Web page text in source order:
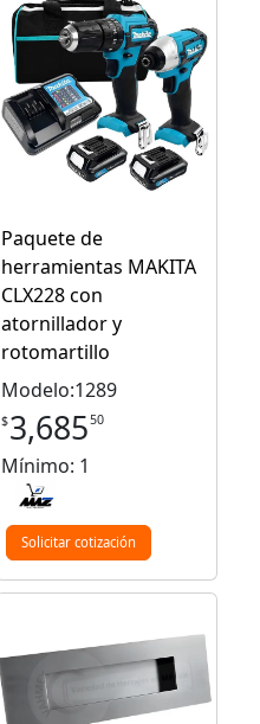
Paquete de
herramientas MAKITA
CLX228 con
atornillador y
rotomartillo
Modelo:1289
$3,68550
Mínimo: 1
Solicitar cotización